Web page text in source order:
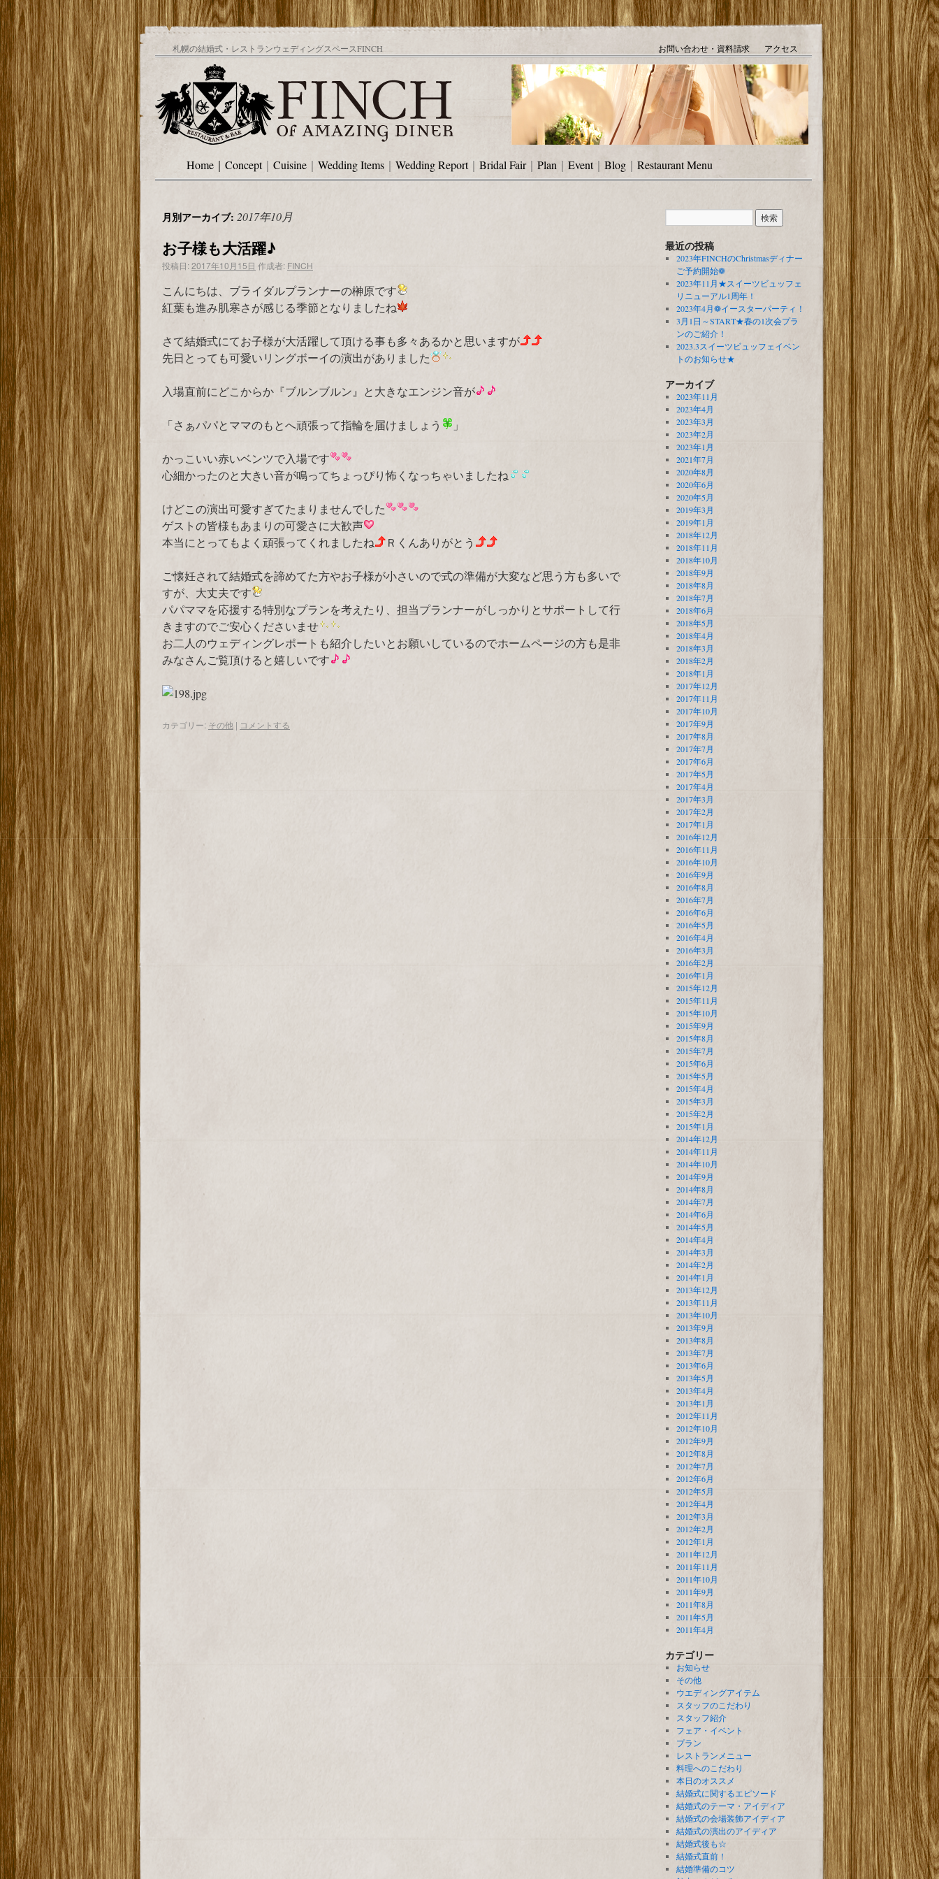
札幌の結婚式・レストランウェディングスペースFINCH お問い合わせ・資料請求 アクセス
Home ｜ Concept｜ Cuisine ｜ Wedding Items ｜ Wedding Report｜ Bridal Fair｜ Plan ｜ Event｜ Blog ｜ Restaurant Menu
月別アーカイブ: 2017年10月
お子様も大活躍♪
投稿日:2017年10月15日 作成者: FINCH
こんにちは、ブライダルプランナーの榊原です
紅葉も進み肌寒さが感じる季節となりましたね
さて結婚式にてお子様が大活躍して頂ける事も多々あるかと思いますが
先日とっても可愛いリングボーイの演出がありました
入場直前にどこからか『ブルンブルン』と大きなエンジン音が
「さぁパパとママのもとへ頑張って指輪を届けましょう 」
かっこいい赤いベンツで入場です
心細かったのと大きい音が鳴ってちょっぴり怖くなっちゃいましたね
けどこの演出可愛すぎてたまりませんでした
ゲストの皆様もあまりの可愛さに大歓声
本当にとってもよく頑張ってくれましたね
Ｒくんありがとう
ご懐妊されて結婚式を諦めてた方やお子様が小さいので式の準備が大変など思う方も多いで
すが、大丈夫です
パパママを応援する特別なプランを考えたり、担当プランナーがしっかりとサポートして行
きますのでご安心くださいませ
お二人のウェディングレポートも紹介したいとお願いしているのでホームページの方も是非
みなさんご覧頂けると嬉しいです
カテゴリー: その他 | コメントする
最近の投稿
2023年FINCHのChristmasディナー
ご予約開始❁
2023年11月★スイーツビュッフェ
リニューアル1周年！
2023年4月❁イースターパーティ！
3月1日～START★春の1次会プラ
ンのご紹介！
2023.3スイーツビュッフェイベン
トのお知らせ★
アーカイブ
2023年11月
2023年4月
2023年3月
2023年2月
2023年1月
2021年7月
2020年8月
2020年6月
2020年5月
2019年3月
2019年1月
2018年12月
2018年11月
2018年10月
2018年9月
2018年8月
2018年7月
2018年6月
2018年5月
2018年4月
2018年3月
2018年2月
2018年1月
2017年12月
2017年11月
2017年10月
2017年9月
2017年8月
2017年7月
2017年6月
2017年5月
2017年4月
2017年3月
2017年2月
2017年1月
2016年12月
2016年11月
2016年10月
2016年9月
2016年8月
2016年7月
2016年6月
2016年5月
2016年4月
2016年3月
2016年2月
2016年1月
2015年12月
2015年11月
2015年10月
2015年9月
2015年8月
2015年7月
2015年6月
2015年5月
2015年4月
2015年3月
2015年2月
2015年1月
2014年12月
2014年11月
2014年10月
2014年9月
2014年8月
2014年7月
2014年6月
2014年5月
2014年4月
2014年3月
2014年2月
2014年1月
2013年12月
2013年11月
2013年10月
2013年9月
2013年8月
2013年7月
2013年6月
2013年5月
2013年4月
2013年1月
2012年11月
2012年10月
2012年9月
2012年8月
2012年7月
2012年6月
2012年5月
2012年4月
2012年3月
2012年2月
2012年1月
2011年12月
2011年11月
2011年10月
2011年9月
2011年8月
2011年5月
2011年4月
カテゴリー
お知らせ
その他
ウエディングアイテム
スタッフのこだわり
スタッフ紹介
フェア・イベント
プラン
レストランメニュー
料理へのこだわり
本日のオススメ
結婚式に関するエピソード
結婚式のテーマ・アイディア
結婚式の会場装飾アイディア
結婚式の演出のアイディア
結婚式後も☆
結婚式直前！
結婚準備のコツ